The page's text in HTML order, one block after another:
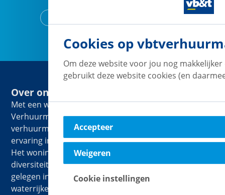
Over ons
Met een woningbestand van 20.000 woningen is vb&t
Verhuurmakelaars een van de grootste
verhuurmakelaars van Nederland. We hebben 55 jaar
ervaring in het verhuren en beheren van woningen.
Het woningbestand kenmerkt zich door een grote
diversiteit aan woonhuizen en appartementen
gelegen in zowel (groot)stedelijke als groene en/of
waterrijke omgevingen.
Cookies op
Om deze website voor jou nog
gebruikt deze website cookies (en
Accepteer
Weigeren
Cookie instellingen